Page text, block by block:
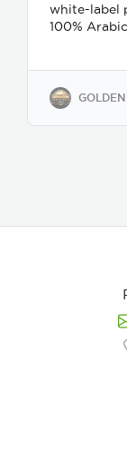
white-label
100%
Our coffee
Association
wholesale &
premium
brand,